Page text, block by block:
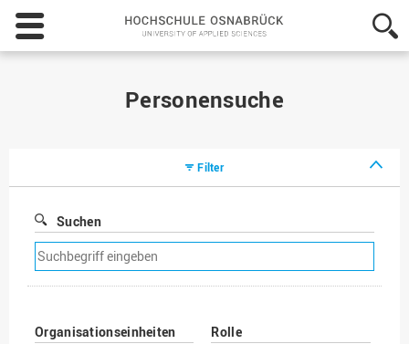
Hochschule
Osnabrück
-
Personensuche
Filter
Suchen
Suchfilter
entfernen
Organisationseinheiten
Rolle